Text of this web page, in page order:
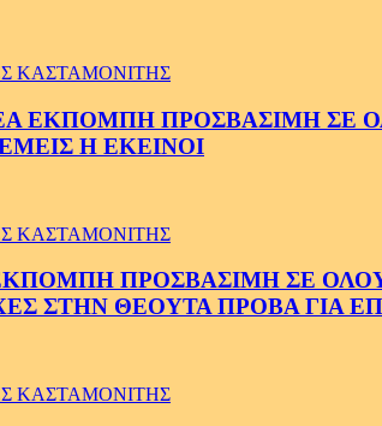
ΚΑΣΤΑΜΟΝΙΤΗΣ
ΕΚΠΟΜΠΗ ΠΡΟΣΒΑΣΙΜΗ ΣΕ
Η ΕΚΕΙΝΟΙ
ΚΑΣΤΑΜΟΝΙΤΗΣ
ΠΡΟΣΒΑΣΙΜΗ ΣΕ
ΣΤΗΝ ΘΕΟΥΤΑ ΠΡΟΒΑ ΓΙΑ
ΚΑΣΤΑΜΟΝΙΤΗΣ